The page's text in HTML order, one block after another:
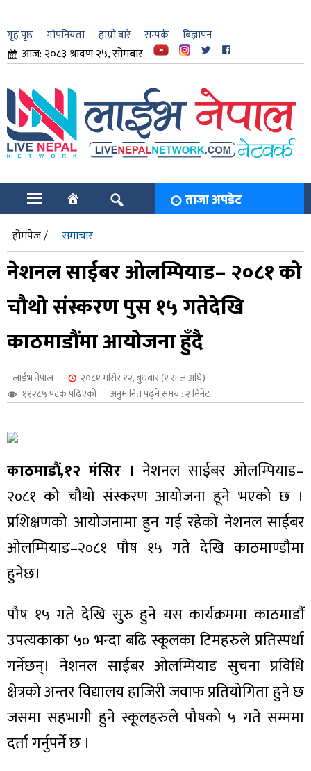
गृह पृष्ठ गोपनियता हाम्रो बारे सम्पर्क बिज्ञापन
आज: २०८३ श्रावण २५, सोमबार
ताजा अपडेट
होमपेज / समाचार
नेशनल साईबर ओलम्पियाड– २०८१ को
चौथो संस्करण पुस १५ गतेदेखि
काठमाडौंमा आयोजना हुँदै
लाईभ नेपाल
२०८१ मंसिर १२, बुधबार (१ साल अघि)
११२८५ पटक पढिएको
अनुमानित पढ्ने समय : २ मिनेट
काठमाडौं,१२ मंसिर । नेशनल साईबर ओलम्पियाड–
२०८१ को चौथो संस्करण आयोजना हूने भएको छ ।
प्रशिक्षणको आयोजनामा हुन गई रहेको नेशनल साईबर
ओलम्पियाड–२०८१ पौष १५ गते देखि काठमाण्डौमा
हुनेछ।
पौष १५ गते देखि सुरु हुने यस कार्यक्रममा काठमाडौं
उपत्यकाका ५० भन्दा बढि स्कूलका टिमहरुले प्रतिस्पर्धा
गर्नेछन्। नेशनल साईबर ओलम्पियाड सुचना प्रविधि
क्षेत्रको अन्तर विद्यालय हाजिरी जवाफ प्रतियोगिता हुने छ
जसमा सहभागी हुने स्कूलहरुले पौषको ५ गते सम्ममा
दर्ता गर्नुपर्ने छ ।